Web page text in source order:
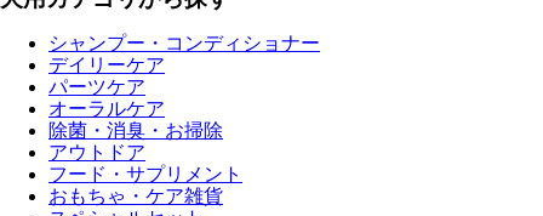
シャンプー・コンディショナー
デイリーケア
パーツケア
オーラルケア
除菌・消臭・お掃除
アウトドア
フード・サプリメント
おもちゃ・ケア雑貨